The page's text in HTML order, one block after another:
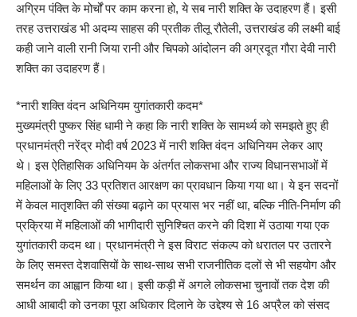
अग्रिम पंक्ति के मोर्चों पर काम करना हो, ये सब नारी शक्ति के उदाहरण हैं। इसी
तरह उत्तराखंड भी अदम्य साहस की प्रतीक तीलू रौतेली, उत्तराखंड की लक्ष्मी बाई
कही जाने वाली रानी जिया रानी और चिपको आंदोलन की अग्रदूत गौरा देवी नारी
शक्ति का उदाहरण हैं।
*नारी शक्ति वंदन अधिनियम युगांतकारी कदम*
मुख्यमंत्री पुष्कर सिंह धामी ने कहा कि नारी शक्ति के सामर्थ्य को समझते हुए ही
प्रधानमंत्री नरेंद्र मोदी वर्ष 2023 में नारी शक्ति वंदन अधिनियम लेकर आए
थे। इस ऐतिहासिक अधिनियम के अंतर्गत लोकसभा और राज्य विधानसभाओं में
महिलाओं के लिए 33 प्रतिशत आरक्षण का प्रावधान किया गया था। ये इन सदनों
में केवल मातृशक्ति की संख्या बढ़ाने का प्रयास भर नहीं था, बल्कि नीति-निर्माण की
प्रक्रिया में महिलाओं की भागीदारी सुनिश्चित करने की दिशा में उठाया गया एक
युगांतकारी कदम था। प्रधानमंत्री ने इस विराट संकल्प को धरातल पर उतारने
के लिए समस्त देशवासियों के साथ-साथ सभी राजनीतिक दलों से भी सहयोग और
समर्थन का आह्वान किया था। इसी कड़ी में अगले लोकसभा चुनावों तक देश की
आधी आबादी को उनका पूरा अधिकार दिलाने के उद्देश्य से 16 अप्रैल को संसद